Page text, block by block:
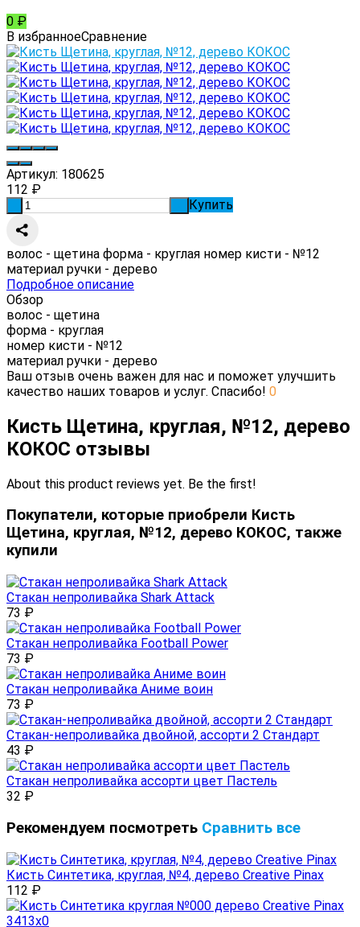
0 ₽
В избранноеСравнение
Артикул: 180625
112 ₽
Купить
волос - щетина форма - круглая номер кисти - №12
материал ручки - дерево
Подробное описание
Обзор
волос - щетина
форма - круглая
номер кисти - №12
материал ручки - дерево
Ваш отзыв очень важен для нас и поможет улучшить
качество наших товаров и услуг. Спасибо! 0
Кисть Щетина, круглая, №12, дерево
КОКОС отзывы
About this product reviews yet. Be the first!
Покупатели, которые приобрели Кисть
Щетина, круглая, №12, дерево КОКОС, также
купили
Стакан непроливайка Shark Attack
73 ₽
Стакан непроливайка Football Power
73 ₽
Стакан непроливайка Аниме воин
73 ₽
Стакан-непроливайка двойной, ассорти 2 Стандарт
43 ₽
Стакан непроливайка ассорти цвет Пастель
32 ₽
Рекомендуем посмотреть Сравнить все
Кисть Синтетика, круглая, №4, дерево Creative Pinax
112 ₽